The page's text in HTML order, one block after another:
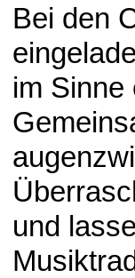
Bei den
im Sinne
und